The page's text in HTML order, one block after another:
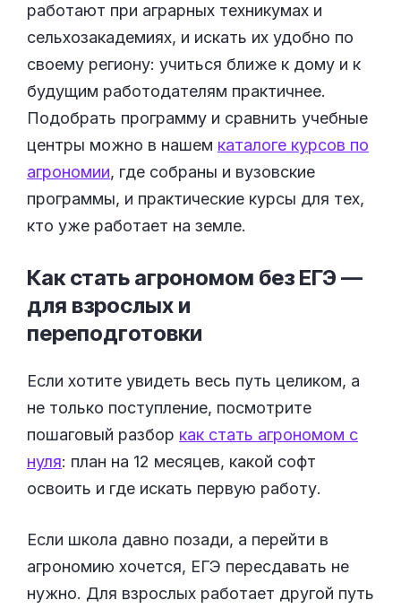
работают при аграрных техникумах и
сельхозакадемиях, и искать их удобно по
своему региону: учиться ближе к дому и к
будущим работодателям практичнее.
Подобрать программу и сравнить учебные
центры можно в нашем каталоге курсов по
агрономии, где собраны и вузовские
программы, и практические курсы для тех,
кто уже работает на земле.
Как стать агрономом без ЕГЭ —
для взрослых и
переподготовки
Если хотите увидеть весь путь целиком, а
не только поступление, посмотрите
пошаговый разбор как стать агрономом с
нуля: план на 12 месяцев, какой софт
освоить и где искать первую работу.
Если школа давно позади, а перейти в
агрономию хочется, ЕГЭ пересдавать не
нужно. Для взрослых работает другой путь